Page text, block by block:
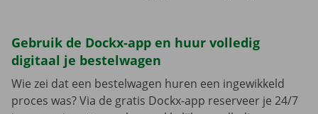
Gebruik de Dockx-app en huur volledig
digitaal je bestelwagen
Wie zei dat een bestelwagen huren een ingewikkeld
proces was? Via de gratis Dockx-app reserveer je 24/7